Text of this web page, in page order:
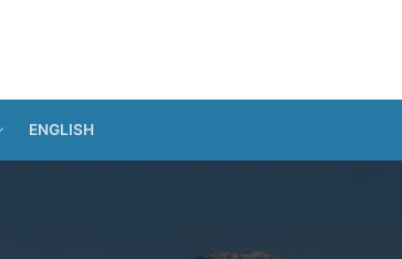
ENGLISH